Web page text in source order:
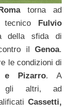
torna ad
tecnico Fulvio
della sfida di
il Genoa.
le condizioni di
e Pizarro. A
gli altri, ad
Cassetti,